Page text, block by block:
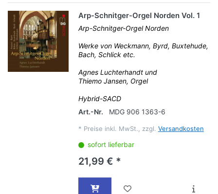
Arp-Schnitger-Orgel Norden Vol. 1
Arp-Schnitger-Orgel Norden
Werke von Weckmann, Byrd, Buxtehude,
Bach, Schlick etc.
Agnes Luchterhandt und
Thiemo Jansen, Orgel
Hybrid-SACD
Art.-Nr.
MDG 906 1363-6
* Preise inkl. MwSt., zzgl. Versandkosten
sofort lieferbar
21,99 € *